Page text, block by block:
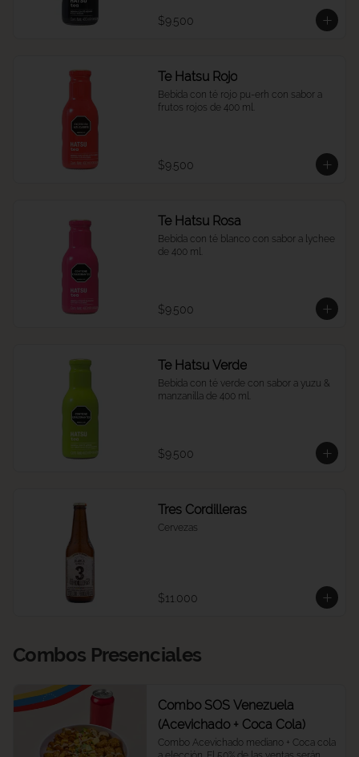
$9.500
Te Hatsu Rojo
Bebida con té rojo pu-erh con sabor a
frutos rojos de 400 ml.
$9.500
Te Hatsu Rosa
Bebida con té blanco con sabor a lychee
de 400 ml.
$9.500
Te Hatsu Verde
Bebida con té verde con sabor a yuzu &
manzanilla de 400 ml.
$9.500
Tres Cordilleras
Cervezas
$11.000
Combos Presenciales
Combo SOS Venezuela
(Acevichado + Coca Cola)
Combo Acevichado mediano + Coca cola